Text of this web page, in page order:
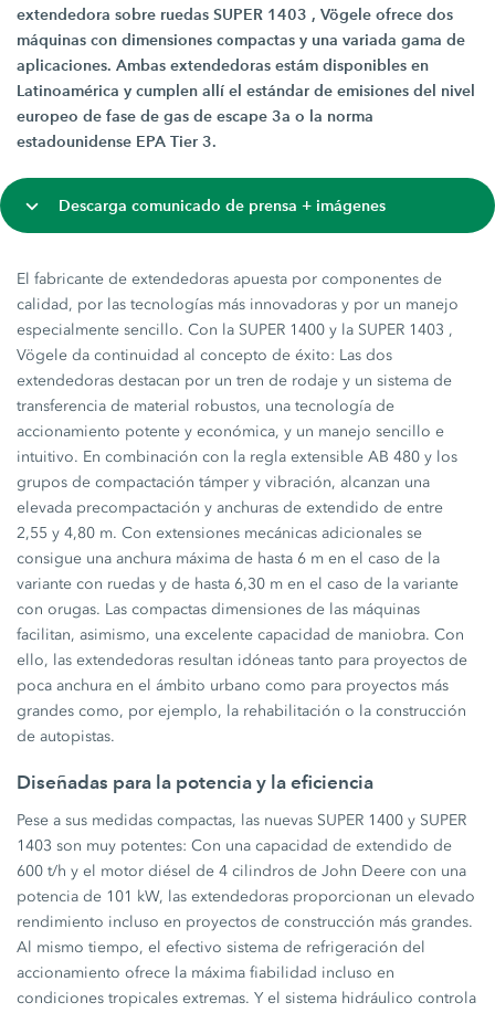
extendedora sobre ruedas SUPER 1403 , Vögele ofrece dos
máquinas con dimensiones compactas y una variada gama de
aplicaciones. Ambas extendedoras estám disponibles en
Latinoamérica y cumplen allí el estándar de emisiones del nivel
europeo de fase de gas de escape 3a o la norma
estadounidense EPA Tier 3.
Descarga comunicado de prensa + imágenes
El fabricante de extendedoras apuesta por componentes de
calidad, por las tecnologías más innovadoras y por un manejo
especialmente sencillo. Con la SUPER 1400 y la SUPER 1403 ,
Vögele da continuidad al concepto de éxito: Las dos
extendedoras destacan por un tren de rodaje y un sistema de
transferencia de material robustos, una tecnología de
accionamiento potente y económica, y un manejo sencillo e
intuitivo. En combinación con la regla extensible AB 480 y los
grupos de compactación támper y vibración, alcanzan una
elevada precompactación y anchuras de extendido de entre
2,55 y 4,80 m. Con extensiones mecánicas adicionales se
consigue una anchura máxima de hasta 6 m en el caso de la
variante con ruedas y de hasta 6,30 m en el caso de la variante
con orugas. Las compactas dimensiones de las máquinas
facilitan, asimismo, una excelente capacidad de maniobra. Con
ello, las extendedoras resultan idóneas tanto para proyectos de
poca anchura en el ámbito urbano como para proyectos más
grandes como, por ejemplo, la rehabilitación o la construcción
de autopistas.
Diseñadas para la potencia y la eficiencia
Pese a sus medidas compactas, las nuevas SUPER 1400 y SUPER
1403 son muy potentes: Con una capacidad de extendido de
600 t/h y el motor diésel de 4 cilindros de John Deere con una
potencia de 101 kW, las extendedoras proporcionan un elevado
rendimiento incluso en proyectos de construcción más grandes.
Al mismo tiempo, el efectivo sistema de refrigeración del
accionamiento ofrece la máxima fiabilidad incluso en
condiciones tropicales extremas. Y el sistema hidráulico controla